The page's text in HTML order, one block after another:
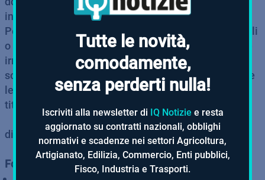
interessi di mora e aggio.
Per quanto riguarda i debiti relativi alle multe stradali
o ad altre sanzioni amministrative, diverse da quelle
irrogate per violazioni tributarie o contributive, non
sono dovute le somme a titolo di interessi, comprese
le cosiddette maggiorazioni, nonché quelle dovute a
titolo di aggio.
di Anna Russo
Fonte normativa
Tutte le novità,
comodamente,
senza perderti nulla!
Iscriviti alla newsletter di IQ Notizie e resta
aggiornato su contratti nazionali, obblighi
normativi e scadenze nei settori Agricoltura,
Artigianato, Edilizia, Commercio, Enti pubblici,
Fisco, Industria e Trasporti.